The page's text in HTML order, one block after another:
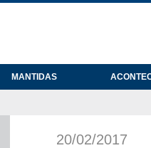
MANTIDAS
20/02/2017